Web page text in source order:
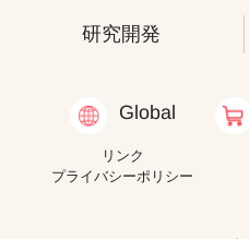
研究開発
Global
リンク
プライバシーポリシー